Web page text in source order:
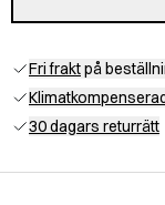
Fri fraktpå
30 dagars returrätt